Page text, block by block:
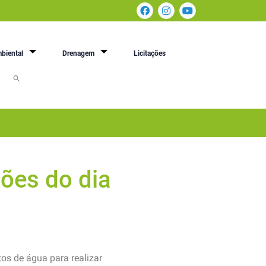
Drenagem Licitações
do dia
de água para realizar